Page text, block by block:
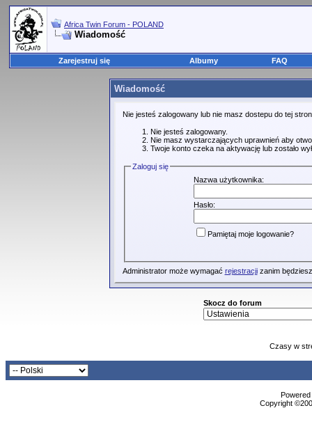
Africa Twin Forum - POLAND
Wiadomość
Zarejestruj się Albumy FAQ
Wiadomość
Nie jesteś zalogowany lub nie masz dostepu do tej
Nie jesteś zalogowany.
Nie masz wystarczających uprawnień aby
Twoje konto czeka na aktywację lub zostało
Zaloguj się
Nazwa użytkownika:
Hasło:
Pamiętaj moje logowanie?
Administrator może wymagać rejestracjizanim
Skocz do forum
Czasy w
Copyright